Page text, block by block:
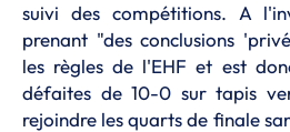
suivi des compétitions. A
prenant "des conclusions
les règles de l'EHF et est
défaites de 10-0 sur tapis
rejoindre les quarts de finale